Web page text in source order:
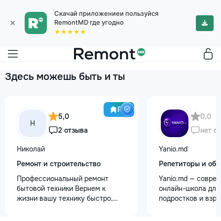
×
Скачай приложениеи пользуйся
RemontMD где угодно
★★★★★
Здесь можешь быть и ты
Pro
Н
5,0
2 отзыва
Николай
Ремонт и строительство
Профессиональный ремонт
бытовой техники Вернем к
жизни вашу технику быстро,
0,0
нет
Yanio.md
Репетиторы и
Yanio.md —
онлайн-школа для
подростков и